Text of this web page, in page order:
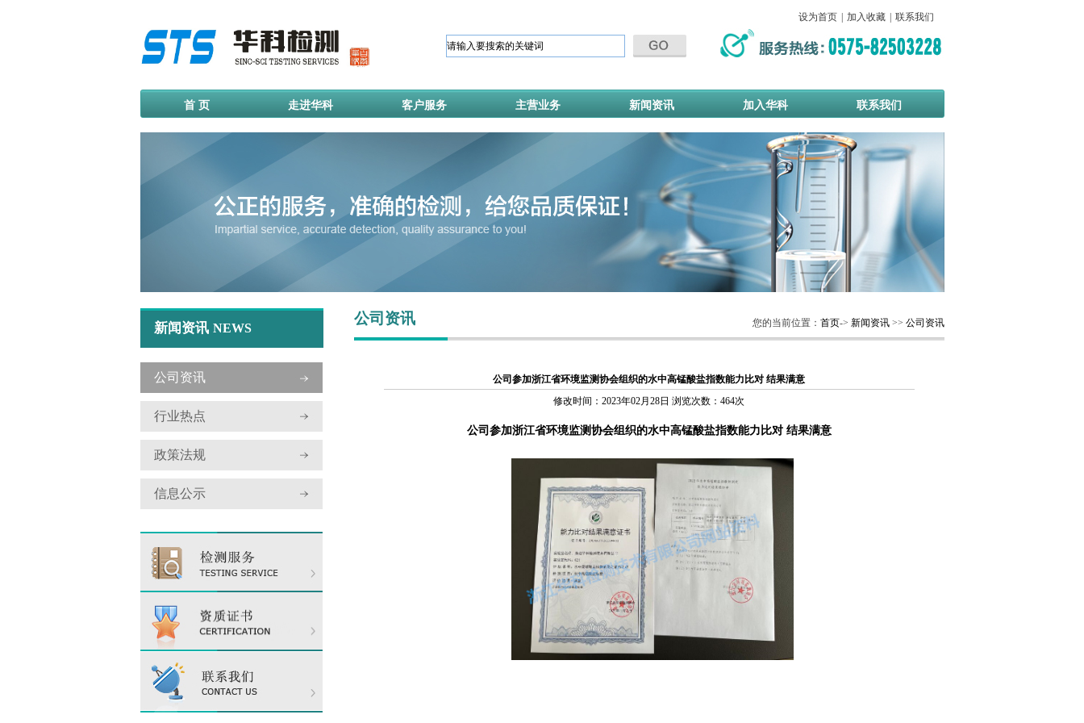
设为首页 加入收藏 联系我们
首 页 走进华科 客户服务 主营业务 新闻资讯 加入华科 联系我们
新闻资讯 NEWS
公司资讯
行业热点
政策法规
信息公示
公司资讯 您的当前位置： 首页-> 新闻资讯>> 公司资讯
公司参加浙江省环境监测协会组织的水中高锰酸盐指数能力比对 结果满意
修改时间：2023年02月28日 浏览次数： 464次
公司参加浙江省环境监测协会组织的水中高锰酸盐指数能力比对 结果满意